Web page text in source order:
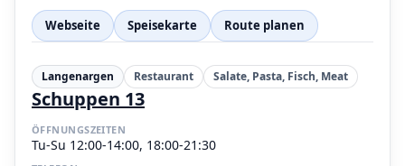
Webseite Speisekarte Route planen
Langenargen Restaurant Salate, Pasta, Fisch, Meat
Schuppen 13
ÖFFNUNGSZEITEN
Tu-Su 12:00-14:00, 18:00-21:30